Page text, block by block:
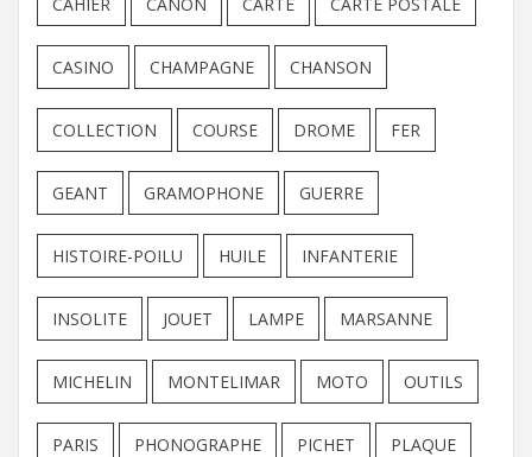
CASINO CHAMPAGNE CHANSON
COLLECTION COURSE DROME FER
GEANT GRAMOPHONE GUERRE
HISTOIRE-POILU HUILE INFANTERIE
INSOLITE JOUET LAMPE MARSANNE
MICHELIN MONTELIMAR MOTO OUTILS
PARIS PHONOGRAPHE PICHET PLAQUE